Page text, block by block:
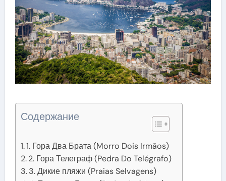
Содержание
1. Гора Два Брата (Morro Dois Irmãos)
2. Гора Телеграф (Pedra Do Telégrafo)
3. Дикие пляжи (Praias Selvagens)